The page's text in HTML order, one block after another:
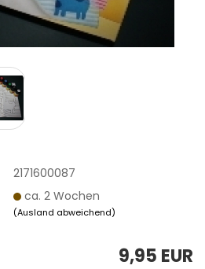
2171600087
ca. 2 Wochen
(Ausland abweichend)
9,95 EUR